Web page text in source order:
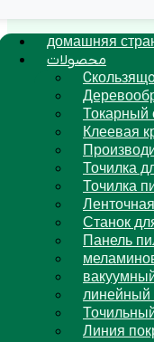
домашняя
محصولات
Токарный
Клеевая
Точилка
Точилка
Станок
Панель
линейный
Линия